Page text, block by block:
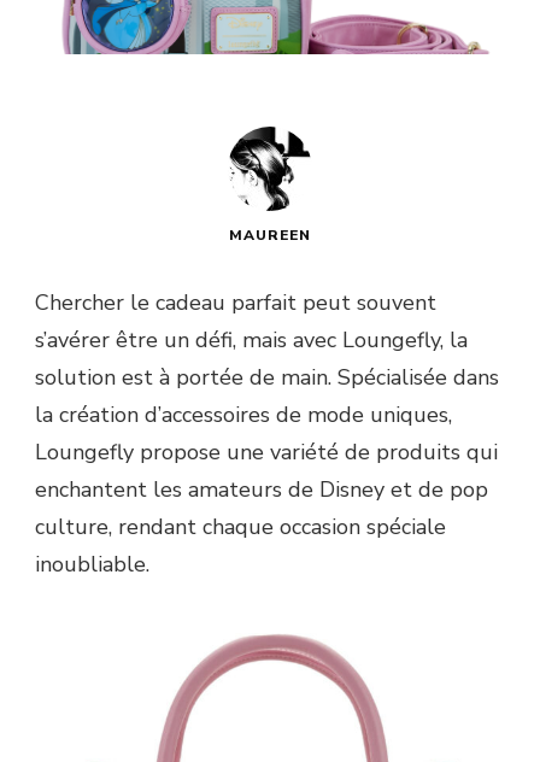
MAUREEN
Chercher le cadeau parfait peut souvent
s’avérer être un défi, mais avec Loungefly, la
solution est à portée de main. Spécialisée dans
la création d’accessoires de mode uniques,
Loungefly propose une variété de produits qui
enchantent les amateurs de Disney et de pop
culture, rendant chaque occasion spéciale
inoubliable.